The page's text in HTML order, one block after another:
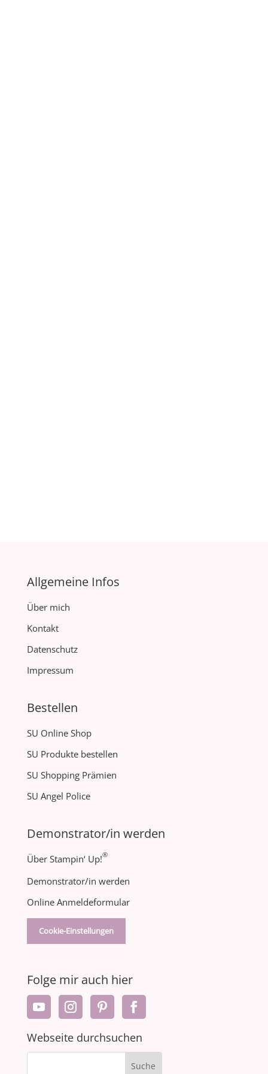
Allgemeine Infos
Über mich
Kontakt
Datenschutz
Impressum
Bestellen
SU Online Shop
SU Produkte bestellen
SU Shopping Prämien
SU Angel Police
Demonstrator/in werden
Über Stampin‘ Up!®
Demonstrator/in werden
Online Anmeldeformular
Cookie-Einstellungen
Folge mir auch hier
Webseite durchsuchen